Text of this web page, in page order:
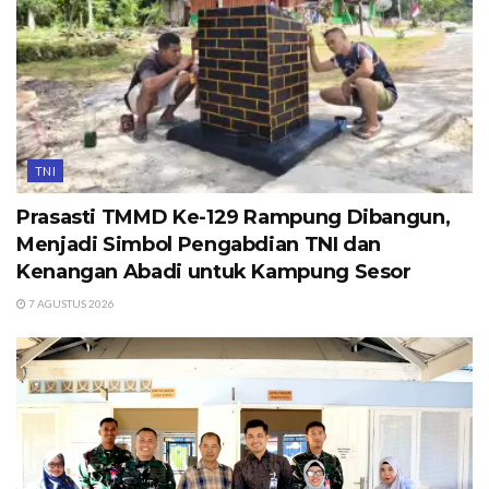
TNI
Prasasti TMMD Ke-129 Rampung Dibangun,
Menjadi Simbol Pengabdian TNI dan
Kenangan Abadi untuk Kampung Sesor
7 AGUSTUS 2026